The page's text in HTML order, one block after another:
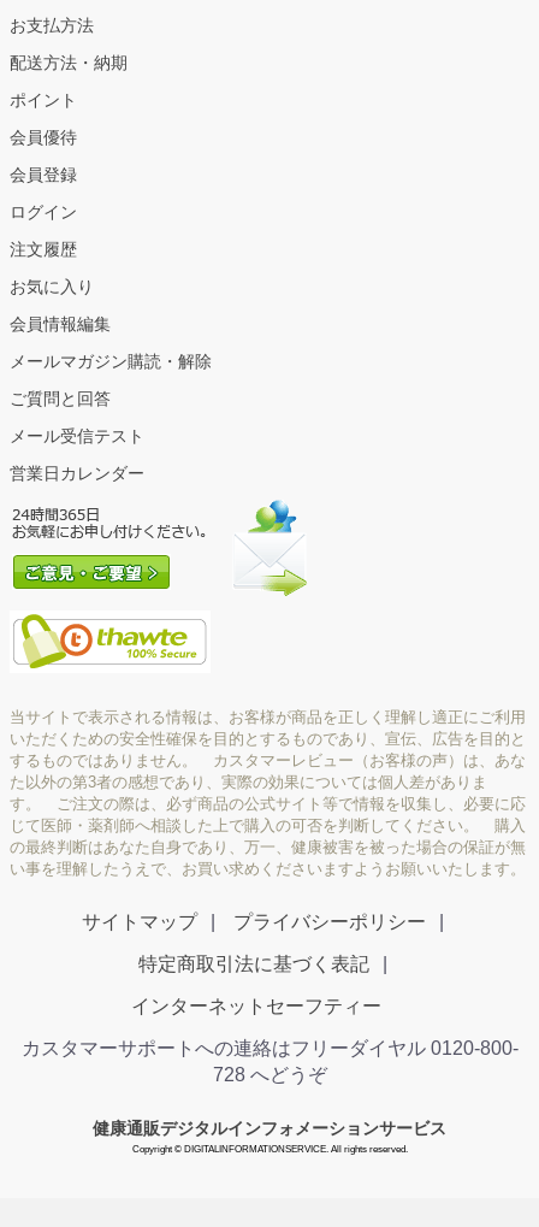
お支払方法
配送方法・納期
ポイント
会員優待
会員登録
ログイン
注文履歴
お気に入り
会員情報編集
メールマガジン購読・解除
ご質問と回答
メール受信テスト
営業日カレンダー
当サイトで表示される情報は、お客様が商品を正しく理解し適正にご利用
いただくための安全性確保を目的とするものであり、宣伝、広告を目的と
するものではありません。 カスタマーレビュー（お客様の声）は、あな
た以外の第3者の感想であり、実際の効果については個人差がありま
す。 ご注文の際は、必ず商品の公式サイト等で情報を収集し、必要に応
じて医師・薬剤師へ相談した上で購入の可否を判断してください。 購入
の最終判断はあなた自身であり、万一、健康被害を被った場合の保証が無
い事を理解したうえで、お買い求めくださいますようお願いいたします。
サイトマップ プライバシーポリシー
特定商取引法に基づく表記
インターネットセーフティー
カスタマーサポートへの連絡はフリーダイヤル 0120-800-
728 へどうぞ
健康通販デジタルインフォメーションサービス
Copyright © DIGITALINFORMATIONSERVICE. All rights reserved.